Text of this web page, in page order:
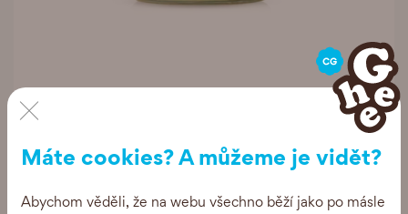
166 Kč
×
Máte cookies? A můžeme je vidět?
Abychom věděli, že na webu všechno běží jako po másle